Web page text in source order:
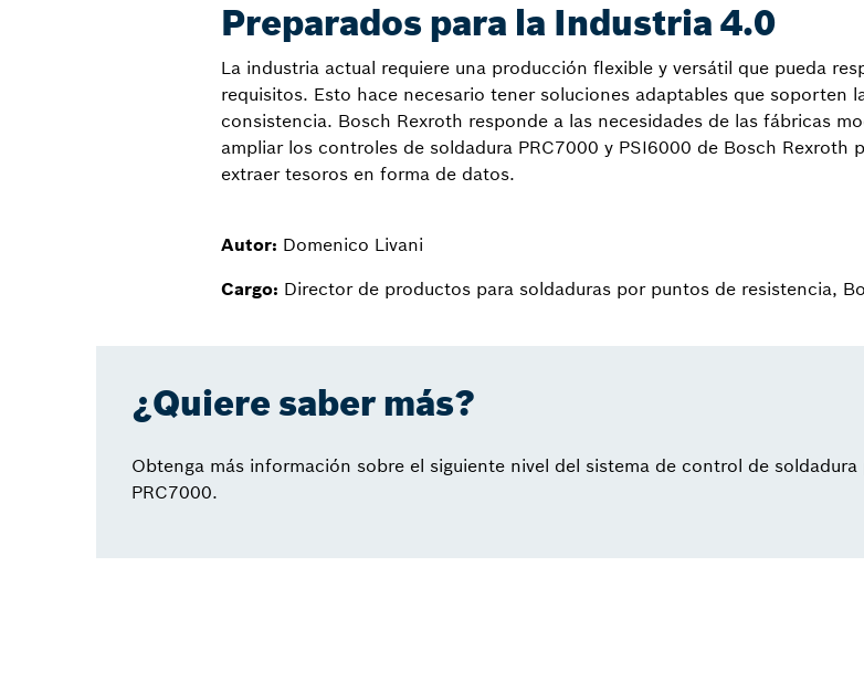
Preparados para la Industria 4.0
La industria actual requiere una producción flexible y versátil que pueda
requisitos. Esto hace necesario tener soluciones adaptables que soporten
consistencia. Bosch Rexroth responde a las necesidades de las fábricas
ampliar los controles de soldadura PRC7000 y PSI6000 de Bosch Rexroth
extraer tesoros en forma de datos.
Autor: Domenico Livani
Cargo: Director de productos para soldaduras por puntos de resistencia,
¿Quiere saber más?
Obtenga más información sobre el siguiente nivel del sistema de control de
PRC7000.